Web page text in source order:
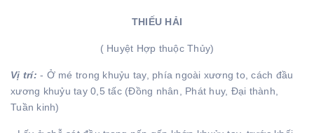
THIẾU HẢI
( Huyệt Hợp thuộc Thủy)
Vị trí: - Ở mé trong khuỷu tay, phía ngoài xương to, cách đầu
xương khuỷu tay 0,5 tấc (Đồng nhân, Phát huy, Đại thành,
Tuần kinh)